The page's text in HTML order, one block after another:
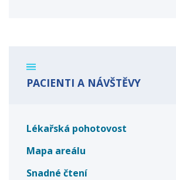
PACIENTI A NÁVŠTĚVY
Lékařská pohotovost
Mapa areálu
Snadné čtení